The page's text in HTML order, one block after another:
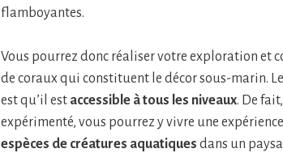
flamboyantes.
Vous pourrez donc réaliser votre exploration et
de coraux qui constituent le décor sous-marin.
est qu’il est accessible à tous les niveaux. De
expérimenté, vous pourrez y vivre une
espèces de créatures aquatiques dans un